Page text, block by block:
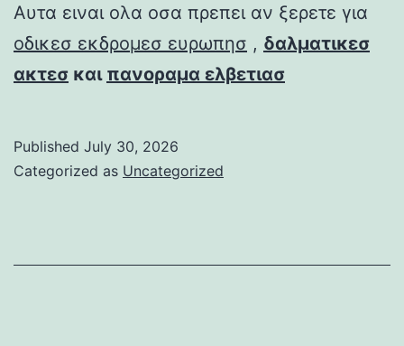
Αυτα ειναι ολα οσα πρεπει αν ξερετε για
οδικεσ εκδρομεσ ευρωπησ , δαλματικεσ
ακτεσ και πανοραμα ελβετιασ
Published July 30, 2026
Categorized as Uncategorized